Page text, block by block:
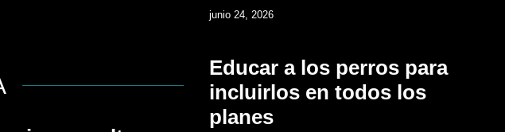
junio 24, 2026
Educar a los perros para
incluirlos en todos los
planes